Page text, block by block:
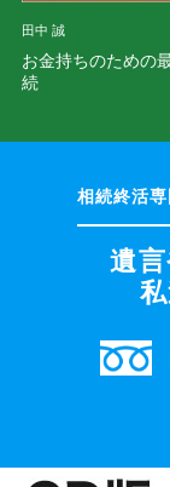
田中 誠
お金持ちのための
続
遺